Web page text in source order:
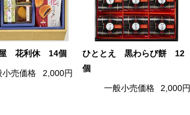
屋 花利休 14個
小売価格 2,000円
ひととえ 黒わらび餅 12
個
一般小売価格 2,000円